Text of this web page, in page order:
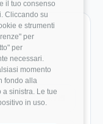
il tuo consenso
Cliccando su
e strumenti
per
per
necessari.
momento
fondo alla
sinistra. Le tue
in uso.
su